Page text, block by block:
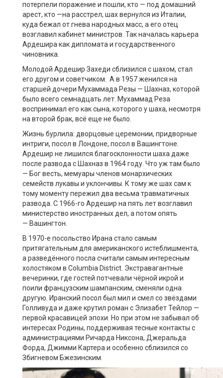
потерпели поражение и пошли, кто — под домашний
арест, кто —на расстрел, шах вернулся из Италии,
куда бежал от гнева народных масс, а его отец
возглавил кабинет министров. Так началась карьера
Ардешира как дипломата и государственного
чиновника.
Молодой Ардешир Захеди сблизился с шахом, стал
его другом и советчиком. А в 1957 женился на
старшей дочери Мухаммада Резы — Шахназ, которой
было всего семнадцать лет. Мухаммад Реза
воспринимал его как сына, которого у шаха, несмотря
на второй брак, всё еще не было.
Жизнь бурлила: дворцовые церемонии, придворные
интриги, посол в Лондоне, посол в Вашингтоне.
Ардешир не лишился благосклонности шаха даже
после развода с Шахназ в 1964 году. Что уж там было
— Бог весть, мемуары членов монархических
семейств лукавы и уклончивы. К тому же шах сам к
тому моменту пережил два весьма травматичных
развода. С 1966-го Ардешир на пять лет возглавил
министерство иностранных дел, а потом опять
— Вашингтон.
В 1970-е посольство Ирана стало самым
притягательным для американского истеблишмента,
а разведённого посла считали самым интересным
холостяком в Columbia District. Экстравагантные
вечеринки, где гостей потчевали чёрной икрой и
поили французским шампанским, сменяли одна
другую. Иранский посол был мил и смел со звёздами
Голливуда и даже крутил роман с Элизабет Тейлор —
первой красавицей эпохи. Но при этом не забывал об
интересах Родины, поддерживая тесные контакты с
администрациями Ричарда Никсона, Джеральда
Форда, Джимми Картера и особенно сблизился со
Збигневом Бжезинским.